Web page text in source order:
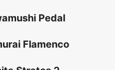
Pedal
Flamenco